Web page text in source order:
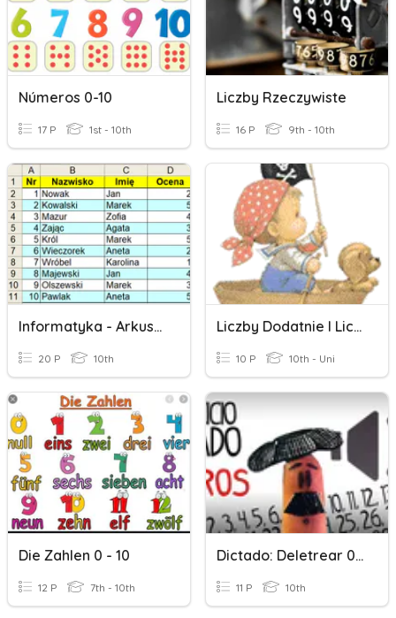
Números 0-10
17 P 1st - 10th
Liczby Rzeczywiste
16 P 9th - 10th
Informatyka - Arkusz Kalkulacyjny
20 P 10th
Liczby Dodatnie I Liczby Ujemne. Klasa 6
10 P 10th - Uni
Die Zahlen 0 - 10
12 P 7th - 10th
Dictado: Deletrear 0 Al 10
11 P 10th